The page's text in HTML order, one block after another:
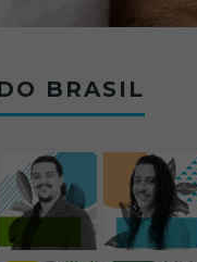
BRASIL